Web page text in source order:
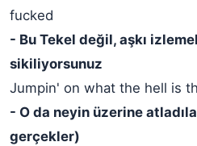
fucked
- Bu Tekel değil, aşkı
sikiliyorsunuz
Jumpin' on what the hell is
- O da neyin üzerine
gerçekler)